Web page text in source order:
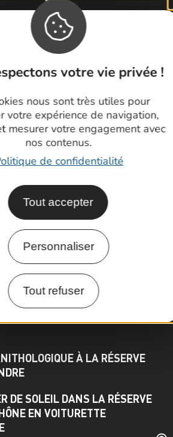
votre vie privée !
nous sont très utiles pour
votre expérience de navigation,
mesurer votre engagement avec
nos contenus.
de confidentialité
Tout accepter
Personnaliser
Tout refuser
vivifiante s'accorde
le bleu profond du ciel
nostalgiques
des fêtes de fin
impeccablement vêtu
le paysage de la
attend avec impatience à
naturelle régionale de
flotte dans l'air :
d'exploration de la
depuis la douceur
jusqu'aux dernières
de soleil.
À LA RÉSERVE
DE SOLEIL DANS LA RÉSERVE
EN VOITURETTE